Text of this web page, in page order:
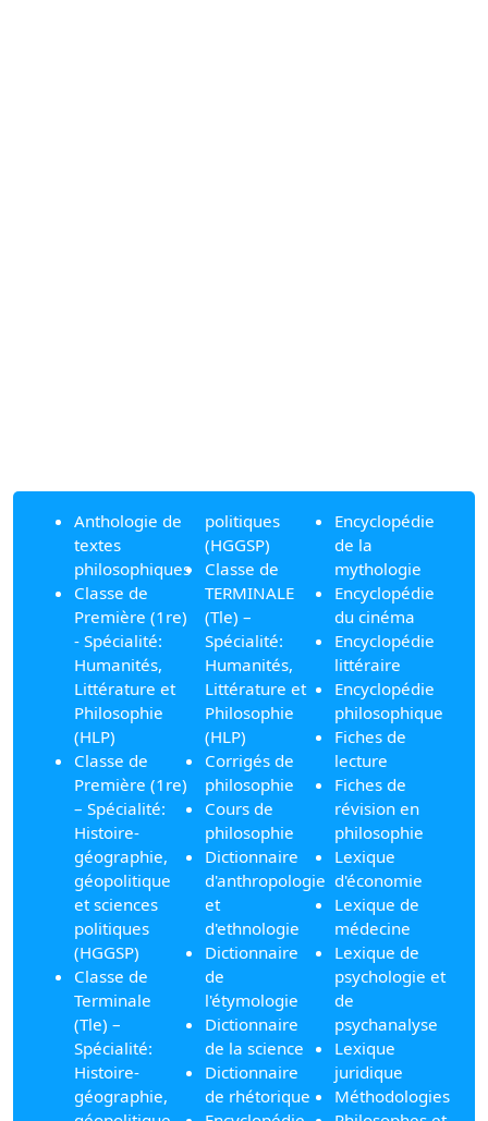
Anthologie de
textes
philosophiques
Classe de
Première (1re)
- Spécialité:
Humanités,
Littérature et
Philosophie
(HLP)
Classe de
Première (1re)
– Spécialité:
Histoire-
géographie,
géopolitique
et sciences
politiques
(HGGSP)
Classe de
Terminale
(Tle) –
Spécialité:
Histoire-
géographie,
politiques
(HGGSP)
Classe de
TERMINALE
(Tle) –
Spécialité:
Humanités,
Littérature et
Philosophie
(HLP)
Corrigés de
philosophie
Cours de
philosophie
Dictionnaire
d'anthropologie
et
d'ethnologie
Dictionnaire
de
l'étymologie
Dictionnaire
de la science
Dictionnaire
de rhétorique
Encyclopédie
de la
mythologie
Encyclopédie
du cinéma
Encyclopédie
littéraire
Encyclopédie
philosophique
Fiches de
lecture
Fiches de
révision en
philosophie
Lexique
d'économie
Lexique de
médecine
Lexique de
psychologie et
de
psychanalyse
Lexique
juridique
Méthodologies